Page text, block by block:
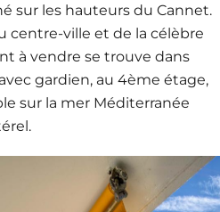
sur les hauteurs du Cannet.
centre-ville et de la célèbre
à vendre se trouve dans
gardien, au 4ème étage,
sur la mer Méditerranée